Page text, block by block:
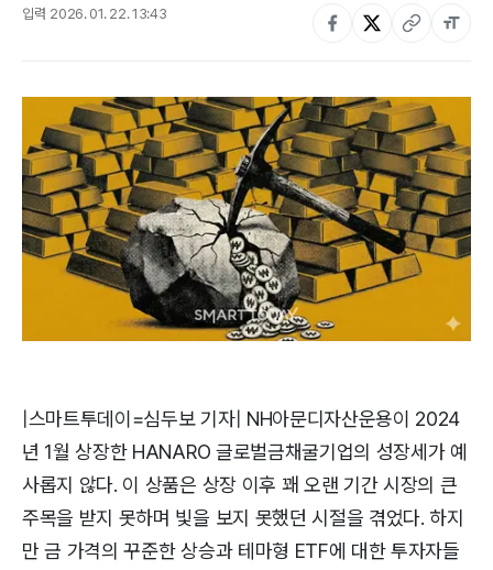
입력 2026. 01. 22. 13:43
|스마트투데이=심두보 기자| NH아문디자산운용이 2024
년 1월 상장한 HANARO 글로벌금채굴기업의 성장세가 예
사롭지 않다. 이 상품은 상장 이후 꽤 오랜 기간 시장의 큰
주목을 받지 못하며 빛을 보지 못했던 시절을 겪었다. 하지
만 금 가격의 꾸준한 상승과 테마형 ETF에 대한 투자자들